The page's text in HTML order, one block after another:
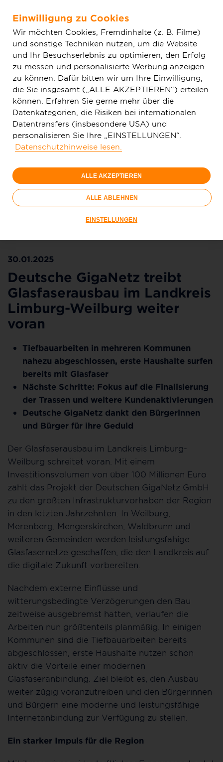
Zum Hauptinhalt springen
Aktuelles
Glasfaserausbau im Landkreis Limburg-Weilburg weiter voran
In Limburg-Weilburg schreitet der Glasfaserausbau voran.
30.01.2025
Deutsche GigaNetz treibt
Glasfaserausbau im Landkreis
Limburg-Weilburg weiter
voran
Tiefbauarbeiten in mehreren Kommunen
nahezu abgeschlossen, erste Haushalte surfen
bereits mit Glasfaser
Nächste Schritte: Fokus auf die Finalisierung
der Trassen und weitere Kundenaktivierungen
Deutsche GigaNetz dankt den Bürgerinnen
und Bürger für ihre Geduld
Der Glasfaserausbau im Landkreis Limburg-
Weilburg schreitet voran. Mit einem
Investitionsvolumen von über 100 Millionen Euro
zählt das Projekt der Deutschen GigaNetz GmbH
zu den größten Infrastrukturvorhaben der Region
in den letzten Jahrzehnten. In Weilburg,
Merenberg, Mengerskirchen, Waldbrunn und
weiteren Gemeinden werden leistungsfähige
Glasfasernetze geschaffen, die den Landkreis auf
die digitale Zukunft vorbereiten.
Nachdem externe Einflüsse und
witterungsbedingte Verzögerungen den Bau
zeitweise ausgebremst hatten, verlaufen die
Arbeiten nun größtenteils planmäßig. In einigen
Kommunen sind die Tiefbauarbeiten bereits
abgeschlossen, erste Haushalte nutzen schon
aktiv die Vorteile einer modernen
Glasfaseranbindung. Ziel bleibt es, den Ausbau
weiter zügig voranzutreiben und den Bürgerinnen
und Bürgern eine moderne und leistungsfähige
Internetanbindung zur Verfügung zu stellen.
Ein starker Impuls für die Region
Einwilligung zu Cookies
Wir möchten Cookies, Fremdinhalte (z. B. Filme)
und sonstige Techniken nutzen, um die Website
und Ihr Besuchserlebnis zu optimieren, den Erfolg
zu messen und personalisierte Werbung anzeigen
zu können. Dafür bitten wir um Ihre Einwilligung,
die Sie insgesamt („ALLE AKZEPTIEREN“) erteilen
können. Erfahren Sie gerne mehr über die
Datenkategorien, die Risiken bei internationalen
Datentransfers (insbesondere USA) und
personalisieren Sie Ihre „EINSTELLUNGEN“.
Datenschutzhinweise lesen.
ALLE AKZEPTIEREN
ALLE ABLEHNEN
EINSTELLUNGEN